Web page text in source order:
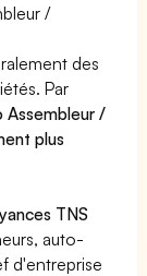
/
des
Par
Assembleur /
plus
TNS
auto-
d'entreprise